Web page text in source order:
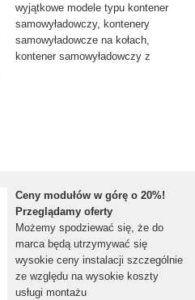
wyjątkowe modele typu kontener
samowyładowczy, kontenery
samowyładowcze na kołach,
kontener samowyładowczy z
Ceny modułów w górę o 20%!
Przeglądamy oferty
Możemy spodziewać się, że do
marca będą utrzymywać się
wysokie ceny instalacji szczególnie
ze względu na wysokie koszty
usługi montażu